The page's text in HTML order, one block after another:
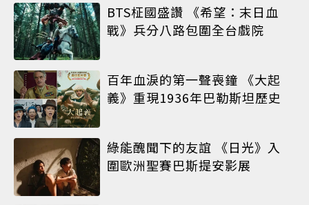
BTS柾國盛讚 《希望：末日血
戰》兵分八路包圍全台戲院
百年血淚的第一聲喪鐘 《大起
義》重現1936年巴勒斯坦歷史
綠能醜聞下的友誼 《日光》入
圍歐洲聖賽巴斯提安影展